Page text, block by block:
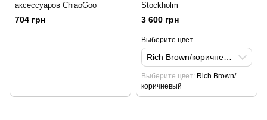
аксессуаров ChiaoGoo
704 грн
Stockholm
3 600 грн
Выберите цвет
Rich Brown/коричневый
Выберите цвет
Rich Brown/
коричневый